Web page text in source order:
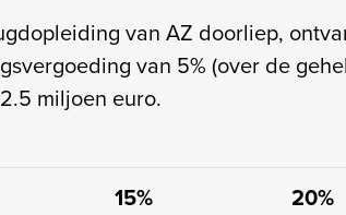
van AZ doorliep,
van 5% (over de
miljoen euro.
15%
20%